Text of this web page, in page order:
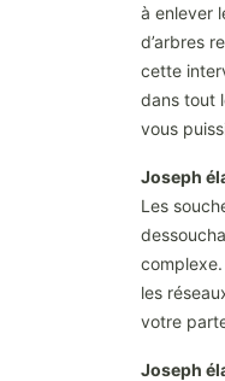
à enlever
d’arbres
cette
dans tout
vous
Joseph
Les
les
votre
Joseph